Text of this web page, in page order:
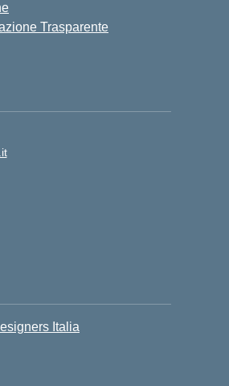
Trasparente
Italia